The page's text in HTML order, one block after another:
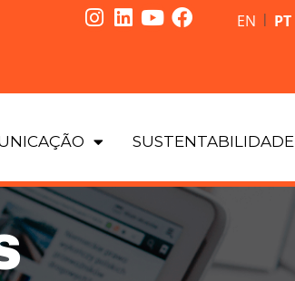
EN | PT
SUSTENTABILIDADE